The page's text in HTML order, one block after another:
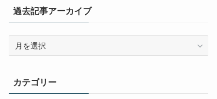
過去記事アーカイブ
ア
カテゴリー